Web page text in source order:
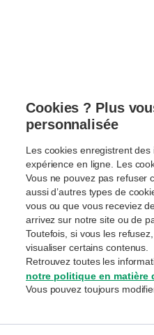
La
Cookies ? Plus
personnalisée
Les cookies enregistrent
expérience en ligne. Les
Vous ne pouvez pas refuser
aussi d’autres types de
vous ou que vous receviez
arrivez sur notre site ou de
Toutefois, si vous les
visualiser certains contenus.
Retrouvez toutes les
notre politique en matière
Vous pouvez toujours